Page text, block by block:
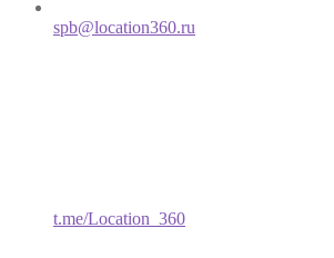
spb@location360.ru
t.me/Location_360